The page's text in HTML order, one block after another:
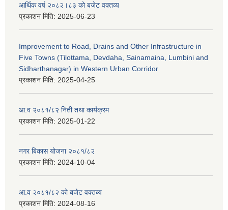
आर्थिक वर्ष २०८२।८३ को बजेट वक्तव्य
प्रकाशन मिति: 2025-06-23
Improvement to Road, Drains and Other Infrastructure in
Five Towns (Tilottama, Devdaha, Sainamaina, Lumbini and
Sidharthanagar) in Western Urban Corridor
प्रकाशन मिति: 2025-04-25
आ.व २०८१/८२ निती तथा कार्यक्रम
प्रकाशन मिति: 2025-01-22
नगर बिकास योजना २०८१/८२
प्रकाशन मिति: 2024-10-04
आ.व २०८१/८२ को बजेट वक्तब्य
प्रकाशन मिति: 2024-08-16